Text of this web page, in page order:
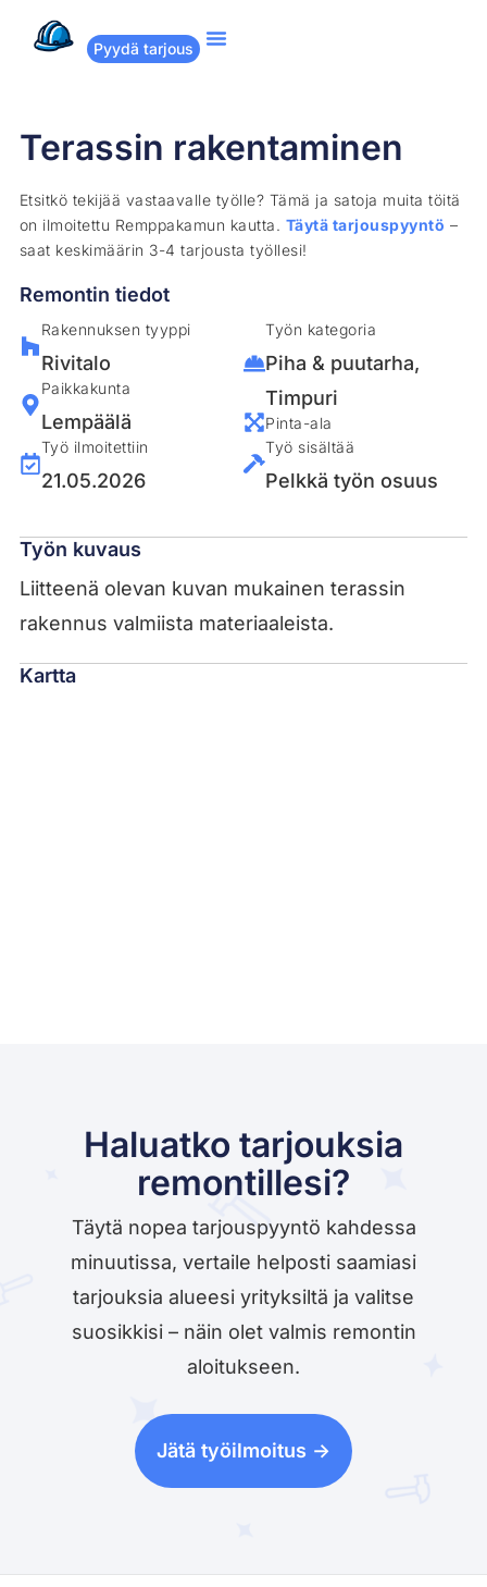
Pyydä tarjous
Terassin rakentaminen
Etsitkö tekijää vastaavalle työlle? Tämä ja satoja muita töitä
on ilmoitettu Remppakamun kautta. Täytä tarjouspyyntö –
saat keskimäärin 3-4 tarjousta työllesi!
Remontin tiedot
Rakennuksen tyyppi
Rivitalo
Paikkakunta
Lempäälä
Työ ilmoitettiin
21.05.2026
Työn kategoria
Piha & puutarha,
Timpuri
Pinta-ala
Työ sisältää
Pelkkä työn osuus
Työn kuvaus
Liitteenä olevan kuvan mukainen terassin
rakennus valmiista materiaaleista.
Kartta
Haluatko tarjouksia
remontillesi?
Täytä nopea tarjouspyyntö kahdessa
minuutissa, vertaile helposti saamiasi
tarjouksia alueesi yrityksiltä ja valitse
suosikkisi – näin olet valmis remontin
aloitukseen.
Jätä työilmoitus ->